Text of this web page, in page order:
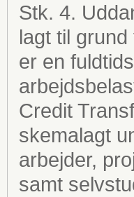
Stk. 4.
lagt til
er en
Credit
skemalagt
arbejder,
samt